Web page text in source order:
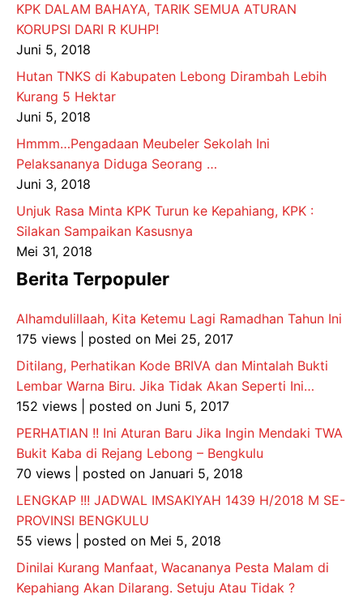
KPK DALAM BAHAYA, TARIK SEMUA ATURAN
KORUPSI DARI R KUHP!
Juni 5, 2018
Hutan TNKS di Kabupaten Lebong Dirambah Lebih
Kurang 5 Hektar
Juni 5, 2018
Hmmm…Pengadaan Meubeler Sekolah Ini
Pelaksananya Diduga Seorang …
Juni 3, 2018
Unjuk Rasa Minta KPK Turun ke Kepahiang, KPK :
Silakan Sampaikan Kasusnya
Mei 31, 2018
Berita Terpopuler
Alhamdulillaah, Kita Ketemu Lagi Ramadhan Tahun Ini
175 views
posted on Mei 25, 2017
Ditilang, Perhatikan Kode BRIVA dan Mintalah Bukti
Lembar Warna Biru. Jika Tidak Akan Seperti Ini…
152 views
posted on Juni 5, 2017
PERHATIAN !! Ini Aturan Baru Jika Ingin Mendaki TWA
Bukit Kaba di Rejang Lebong – Bengkulu
70 views
posted on Januari 5, 2018
LENGKAP !!! JADWAL IMSAKIYAH 1439 H/2018 M SE-
PROVINSI BENGKULU
55 views
posted on Mei 5, 2018
Dinilai Kurang Manfaat, Wacananya Pesta Malam di
Kepahiang Akan Dilarang. Setuju Atau Tidak ?